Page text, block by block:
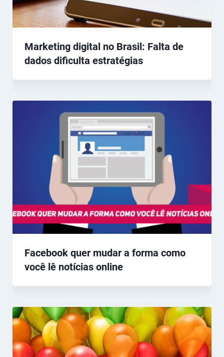
Marketing digital no Brasil: Falta de
dados dificulta estratégias
Facebook quer mudar a forma como
você lê notícias online